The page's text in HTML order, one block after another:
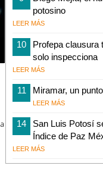
potosino
LEER MÁS
10
Profepa clausura
solo inspecciona
LEER MÁS
11 Miramar, un
LEER MÁS
14
San Luis Potosí
Índice de Paz
LEER MÁS